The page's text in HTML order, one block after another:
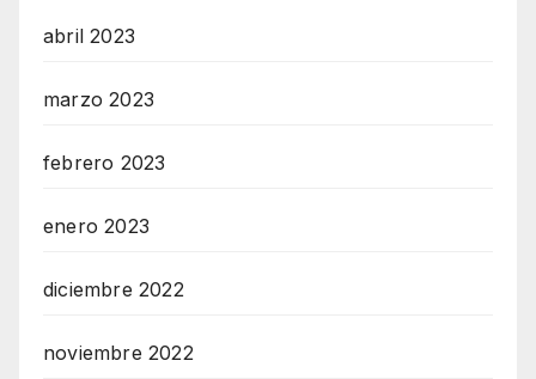
abril 2023
marzo 2023
febrero 2023
enero 2023
diciembre 2022
noviembre 2022